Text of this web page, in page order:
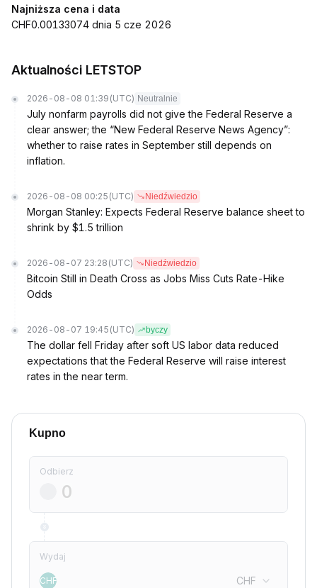
Najniższa cena i data
CHF0.00133074 dnia 5 cze 2026
Aktualności LETSTOP
2026-08-08 01:39 (UTC) Neutralnie
July nonfarm payrolls did not give the Federal Reserve a
clear answer; the “New Federal Reserve News Agency”:
whether to raise rates in September still depends on
inflation.
2026-08-08 00:25 (UTC) Niedźwiedzio
Morgan Stanley: Expects Federal Reserve balance sheet to
shrink by $1.5 trillion
2026-08-07 23:28 (UTC) Niedźwiedzio
Bitcoin Still in Death Cross as Jobs Miss Cuts Rate-Hike
Odds
2026-08-07 19:45 (UTC) byczy
The dollar fell Friday after soft US labor data reduced
expectations that the Federal Reserve will raise interest
rates in the near term.
Kupno
Odbierz
Wydaj
CHF CHF